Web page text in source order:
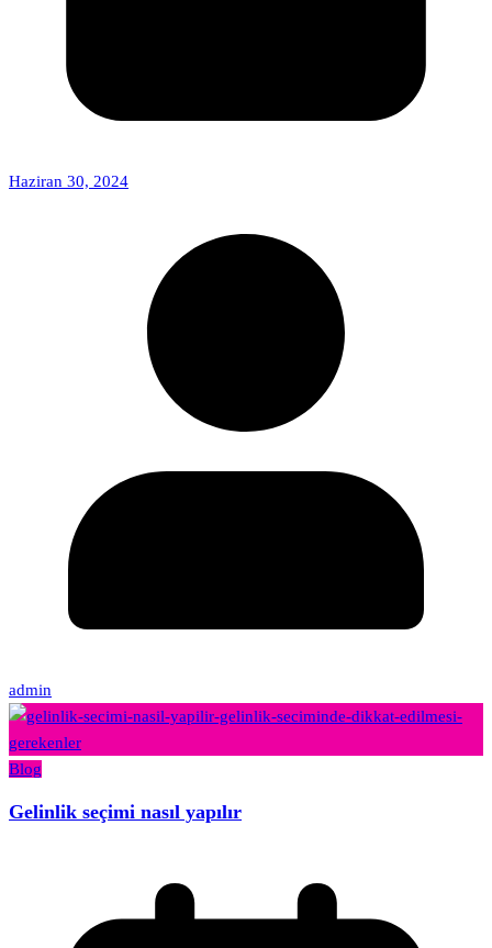
Haziran 30, 2024
admin
Blog
Gelinlik seçimi nasıl yapılır